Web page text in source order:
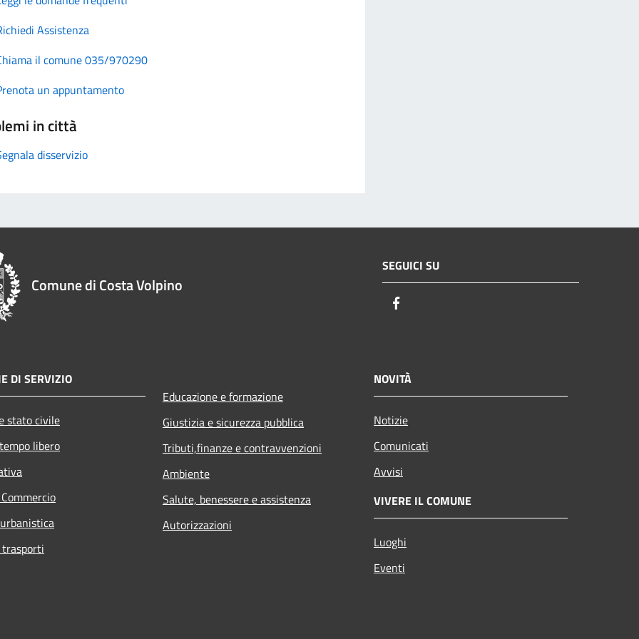
Assistenza
il comune 035/970290
un appuntamento
in città
disservizio
Comune di Costa Volpino
SEGUICI SU
DI SERVIZIO
stato civile
libero
Educazione e formazione
Giustizia e sicurezza pubblica
Tributi,finanze e contravvenzioni
Ambiente
Salute, benessere e assistenza
Autorizzazioni
NOVITÀ
Notizie
Comunicati
Avvisi
VIVERE IL COMUNE
Luoghi
Eventi